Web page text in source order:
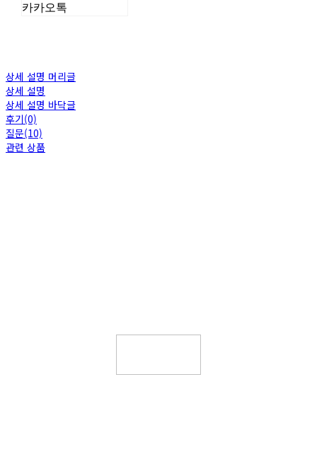
카카오톡
상세 설명 머리글
상세 설명
상세 설명 바닥글
후기(0)
질문(10)
관련 상품